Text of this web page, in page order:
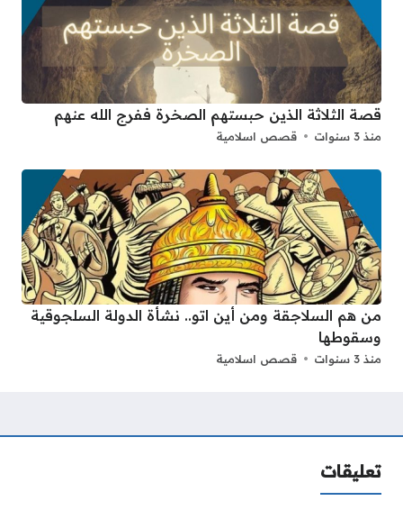
قصة الثلاثة الذين حبستهم الصخرة ففرج الله عنهم
منذ 3 سنوات قصص اسلامية
من هم السلاجقة ومن أين اتو.. نشأة الدولة السلجوقية
وسقوطها
منذ 3 سنوات قصص اسلامية
تعليقات